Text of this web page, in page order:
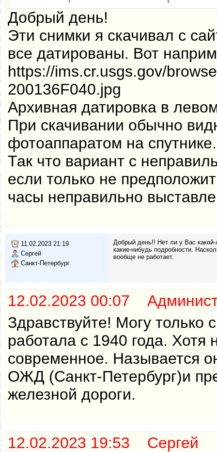
Добрый день!
Эти снимки я скачивал с
все датированы. Вот
https://ims.cr.usgs.gov/
200136F040.jpg
Архивная датировка в
При скачивании обычно
фотоаппаратом на спутнике.
Так что вариант с
если только не
часы неправильно
11.02.2023 21:19
Сергей
Санкт-Петербург
Добрый день!! Нет ли у Вас
какие-нибудь подробности.
вообще не работает.
12.02.2023 00:07
Здравствуйте! Могу только
работала с 1940 года.
современное. Называется
ОЖД (Санкт-Петербург)и
железной дороги.
12.02.2023 19:53 Сергей